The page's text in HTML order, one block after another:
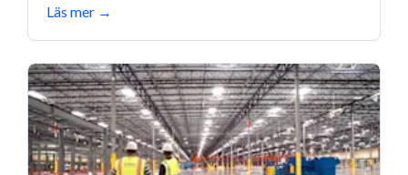
Läs mer →